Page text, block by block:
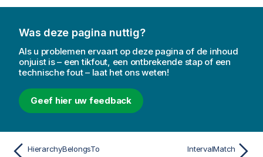
Was deze pagina nuttig?
Als u problemen ervaart op deze pagina of de inhoud
onjuist is – een tikfout, een ontbrekende stap of een
technische fout – laat het ons weten!
Geef hier uw feedback
HierarchyBelongsTo IntervalMatch